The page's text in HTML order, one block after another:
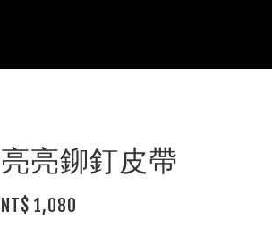
亮亮鉚釘皮帶
NT$ 1,080